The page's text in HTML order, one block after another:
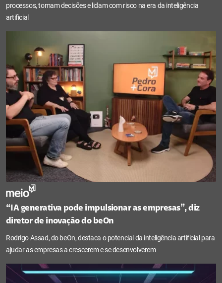
processos, tomam decisões e lidam com risco na era da inteligência
artificial
“IA generativa pode impulsionar as empresas”, diz
diretor de inovação do beOn
Rodrigo Assad, do beOn, destaca o potencial da inteligência artificial para
ajudar as empresas a crescerem e se desenvolverem